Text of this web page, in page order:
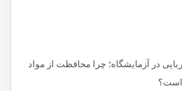
در آزمایشگاه؛ چرا محافظت از مواد